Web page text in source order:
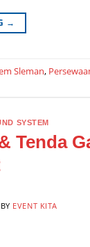
→
Sleman,
SYSTEM
Tenda
BY EVENT KITA